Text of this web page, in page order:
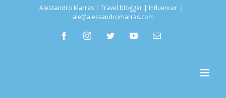
Alessandro Marras | Travel blogger | Influencer |
ale@alessandromarras.com
facebookinstagramtwitter youtubeEmail